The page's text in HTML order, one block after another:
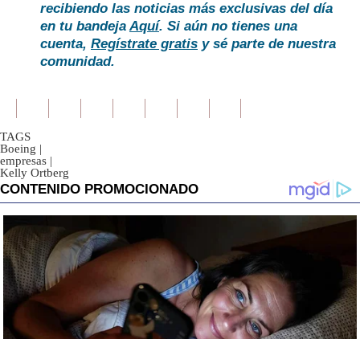
recibiendo las noticias más exclusivas del día
en tu bandejaAquí. Si aún no tienes una
cuenta, Regístrate gratis y sé parte de nuestra
comunidad.
TAGS
Boeing |
empresas |
Kelly Ortberg